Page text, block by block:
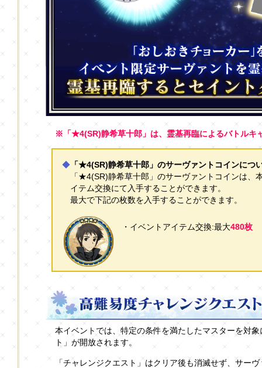
※「★4(SR)静希草十郎」は、霊基再臨によるバトルキ
◆ 「★4(SR)静希草十郎」のサーヴァントコインにつ
「★4(SR)静希草十郎」のサーヴァントコインは、
イテム交換にて入手することができます。
最大で下記の枚数を入手することができます。
・イベントアイテム交換:最大480枚
本イベントでは、特定の条件を満たしたマスターを対
ト」が開放されます。
「チャレンジクエスト」はクリア後も消滅せず、サー